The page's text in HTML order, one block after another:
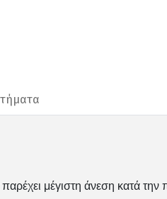
μέγιστη άνεση κατά